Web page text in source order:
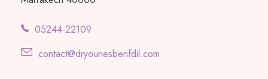
05244-22109
contact@dryounesbenfdil.com